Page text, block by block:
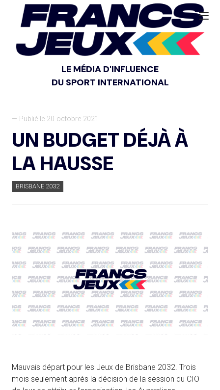
LE MÉDIA D'INFLUENCE
DU SPORT INTERNATIONAL
— Publié le 20 octobre 2021
UN BUDGET DÉJÀ À
LA HAUSSE
BRISBANE 2032
Mauvais départ pour les Jeux de Brisbane 2032. Trois
mois seulement après la décision de la session du CIO